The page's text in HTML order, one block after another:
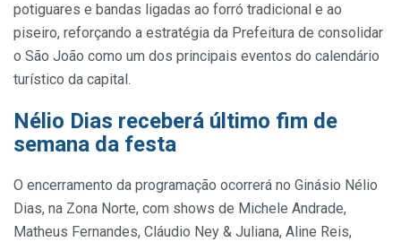
potiguares e bandas ligadas ao forró tradicional e ao
piseiro, reforçando a estratégia da Prefeitura de consolidar
o São João como um dos principais eventos do calendário
turístico da capital.
Nélio Dias receberá último fim de
semana da festa
O encerramento da programação ocorrerá no Ginásio Nélio
Dias, na Zona Norte, com shows de Michele Andrade,
Matheus Fernandes, Cláudio Ney & Juliana, Aline Reis,